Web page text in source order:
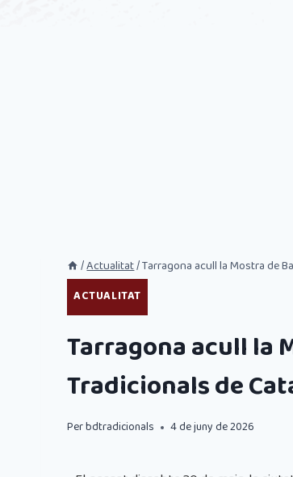
/Actualitat/Tarragona acull la Mostra de
ACTUALITAT
Tarragona acull la
Tradicionals de
Perbdtradicionals 4 de juny de 2026